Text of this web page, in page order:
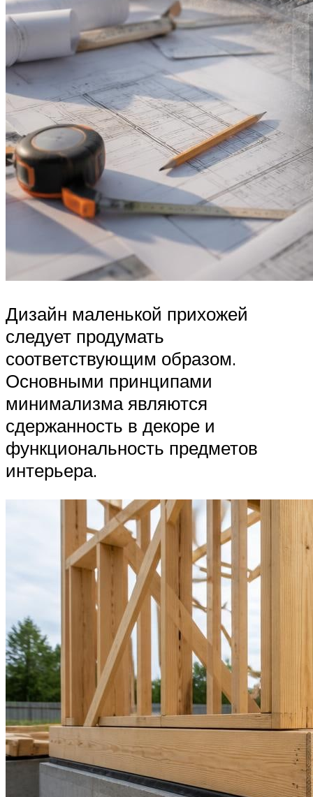
Дизайн маленькой прихожей
следует продумать
соответствующим образом.
Основными принципами
минимализма являются
сдержанность в декоре и
функциональность предметов
интерьера.